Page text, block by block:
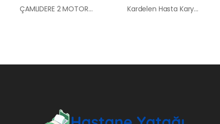
ÇAMLIDERE 2 MOTORLU ABS BAŞLI HASTA YATAĞI Kardelen Hasta Karyolası Kiralama Satış Fiyatları